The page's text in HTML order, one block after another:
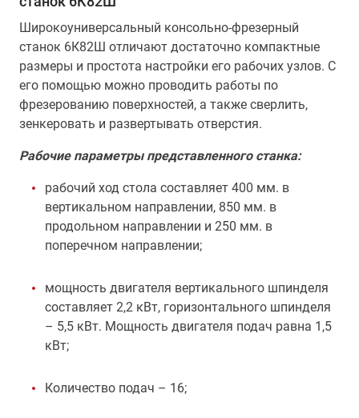
Широкоуниверсальный консольно-фрезерный
станок 6К82Ш отличают достаточно компактные
размеры и простота настройки его рабочих узлов. С
его помощью можно проводить работы по
фрезерованию поверхностей, а также сверлить,
зенкеровать и развертывать отверстия.
Рабочие параметры представленного станка:
рабочий ход стола составляет 400 мм. в
вертикальном направлении, 850 мм. в
продольном направлении и 250 мм. в
поперечном направлении;
мощность двигателя вертикального шпинделя
составляет 2,2 кВт, горизонтального шпинделя
– 5,5 кВт. Мощность двигателя подач равна 1,5
кВт;
Количество подач – 16;